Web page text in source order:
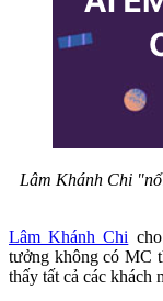
Lâm Khánh Chi
Lâm Khánh Chi
tưởng không có MC
thấy tất cả các khách